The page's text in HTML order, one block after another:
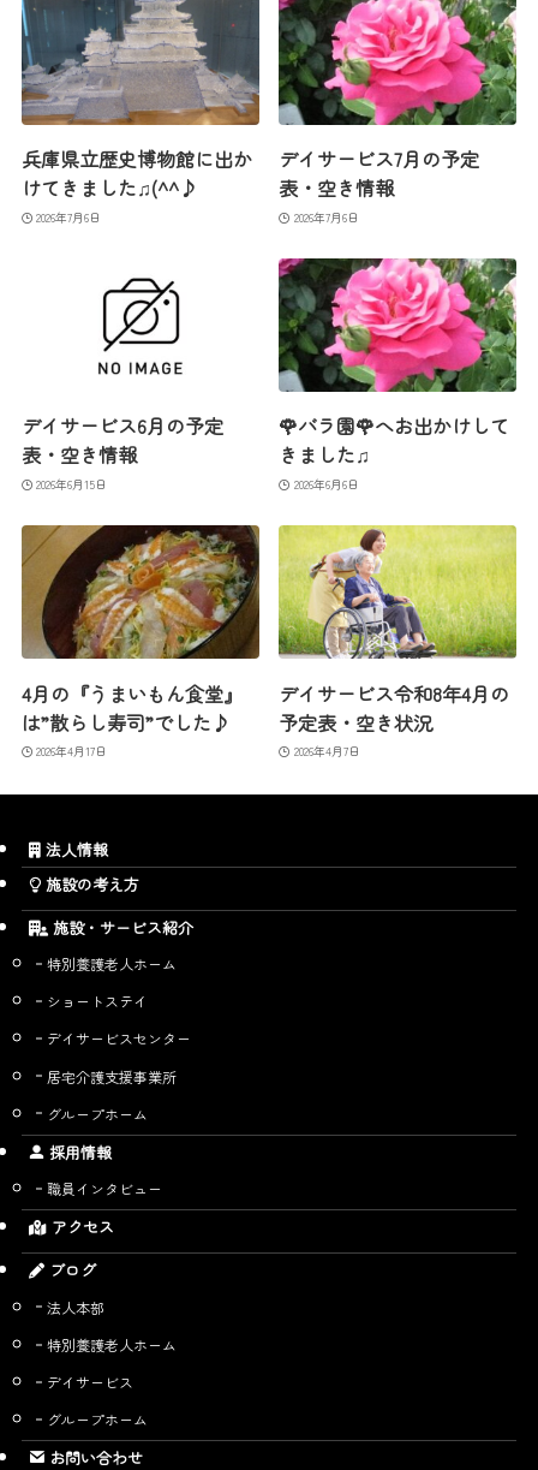
兵庫県立歴史博物館に出か
けてきました♫(^^♪
2026年7月6日
デイサービス7月の予定
表・空き情報
2026年7月6日
デイサービス6月の予定
表・空き情報
2026年6月15日
🌹バラ園🌹へお出かけして
きました♫
2026年6月6日
4月の『うまいもん食堂』
は”散らし寿司”でした♪
2026年4月17日
デイサービス令和8年4月の
予定表・空き状況
2026年4月7日
法人情報
施設の考え方
施設・サービス紹介
特別養護老人ホーム
ショートステイ
デイサービスセンター
居宅介護支援事業所
グループホーム
採用情報
職員インタビュー
アクセス
ブログ
法人本部
特別養護老人ホーム
デイサービス
グループホーム
お問い合わせ